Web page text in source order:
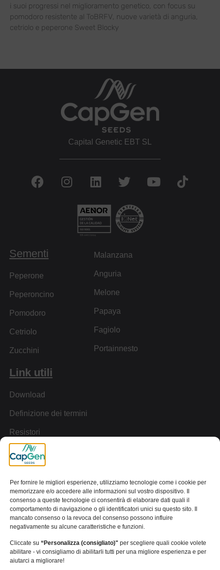
Per fornire le migliori esperienze, utilizziamo tecnologie come i cookie per
memorizzare e/o accedere alle informazioni sul vostro dispositivo. Il
consenso a queste tecnologie ci consentirà di elaborare dati quali il
comportamento di navigazione o gli identificatori unici su questo sito. Il
mancato consenso o la revoca del consenso possono influire
negativamente su alcune caratteristiche e funzioni.
Cliccate su “Personalizza (consigliato)" per scegliere quali cookie volete
abilitare - vi consigliamo di abilitarli tutti per una migliore esperienza e per
aiutarci a migliorare!
i suoi progressi nel miglioramento genetico, con focus su
pomodoro resistente al ToBRFV, nuove varietà di anguria,
cetriolo e peperone Sweet Blocky
Capital Genetic EBT SL
Sementi
Peperone
Peperoncino
Pomodoro
Cetriolo
Zucchini
Malanzana
Anguria
Melone
Papaya
Fagiolo
Portainnesto
Link utili
Download
Definizione dei termini
Resistori
Tour Virtuale
Avviso legalePolitica sui cookie
Informativa sulla privacyCanale dei reclami
[wt_cli_manage_consent]
© 2024 Capital Genetic EBT SL | Tutti i diritti riservati